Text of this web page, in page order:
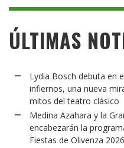
ÚLTIMAS
Lydia Bosch debuta en
infiernos, una nueva
mitos del teatro clásico
Medina Azahara y la
encabezarán la
Fiestas de Olivenza 2026